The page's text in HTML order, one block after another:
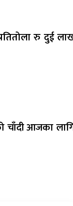
रु दुई
चाँदी आजका